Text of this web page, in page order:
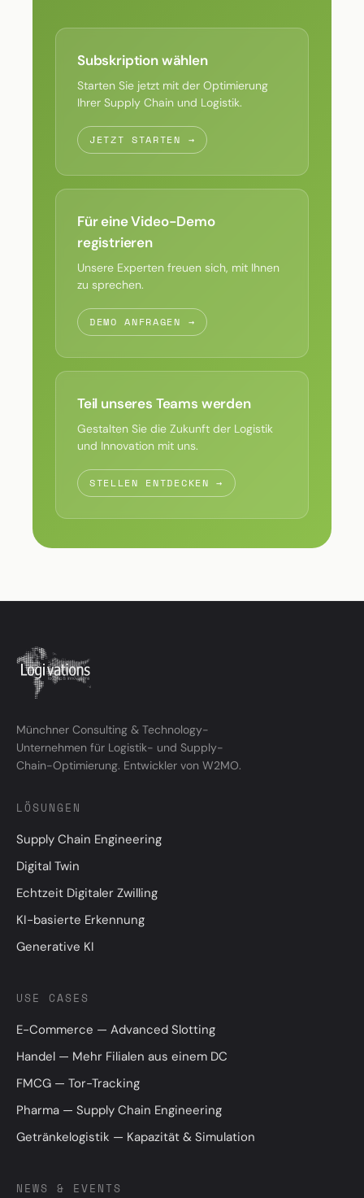
Subskription wählen
Starten Sie jetzt mit der Optimierung
Ihrer Supply Chain und Logistik.
JETZT STARTEN →
Für eine Video-Demo
registrieren
Unsere Experten freuen sich, mit Ihnen
zu sprechen.
DEMO ANFRAGEN →
Teil unseres Teams werden
Gestalten Sie die Zukunft der Logistik
und Innovation mit uns.
STELLEN ENTDECKEN →
Münchner Consulting & Technology-
Unternehmen für Logistik- und Supply-
Chain-Optimierung. Entwickler von W2MO.
LÖSUNGEN
Supply Chain Engineering
Digital Twin
Echtzeit Digitaler Zwilling
KI-basierte Erkennung
Generative KI
USE CASES
E-Commerce — Advanced Slotting
Handel — Mehr Filialen aus einem DC
FMCG — Tor-Tracking
Pharma — Supply Chain Engineering
Getränkelogistik — Kapazität & Simulation
NEWS & EVENTS